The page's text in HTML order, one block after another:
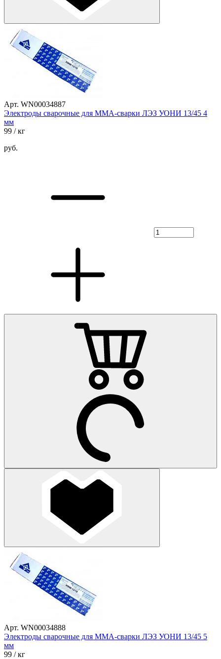
Арт. WN00034887
Электроды сварочные для ММА-сварки ЛЭЗ УОНИ 13/45 4
мм
99 / кг
руб.
Арт. WN00034888
Электроды сварочные для ММА-сварки ЛЭЗ УОНИ 13/45 5
мм
99 / кг